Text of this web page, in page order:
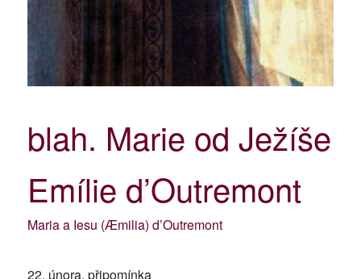
blah. Marie od Ježíše
Emílie d’Outremont
Maria a Iesu (Æmilia) d’Outremont
22. února, připomínka